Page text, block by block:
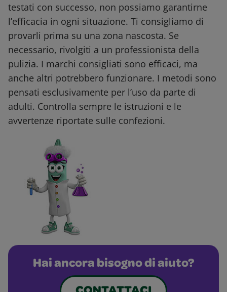
testati con successo, non possiamo garantirne
l’efficacia in ogni situazione. Ti consigliamo di
provarli prima su una zona nascosta. Se
necessario, rivolgiti a un professionista della
pulizia. I marchi consigliati sono efficaci, ma
anche altri potrebbero funzionare. I metodi sono
pensati esclusivamente per l’uso da parte di
adulti. Controlla sempre le istruzioni e le
avvertenze riportate sulle confezioni.
Hai ancora bisogno di aiuto?